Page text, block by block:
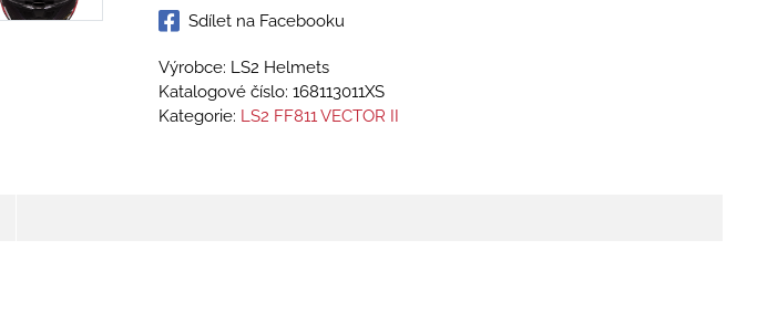
Sdílet na Facebooku
Výrobce: LS2 Helmets
Katalogové číslo: 168113011XS
Kategorie: LS2 FF811 VECTOR II